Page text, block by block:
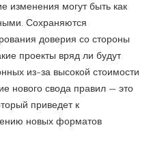
изменения могут быть как
Сохраняются
доверия со стороны
проекты вряд ли будут
из-за высокой стоимости
нового свода правил — это
приведет к
новых форматов